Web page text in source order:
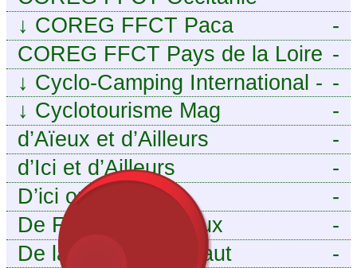
-
↓ COREG FFCT Paca
-
COREG FFCT Pays de la Loire
-
↓ Cyclo-Camping International -
Le voyage à vélo
-
↓ Cyclotourisme Mag
-
d’Aïeux et d’Ailleurs
-
d’Ici et d’Ailleurs
-
D’ici ou d’ailleurs
-
De France et d’Aïeux
-
De la Baïse à l’Escaut